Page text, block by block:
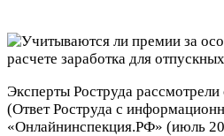
Эксперты Роструда
(Ответ Роструда с
«Онлайнинспекция.РФ» (июль